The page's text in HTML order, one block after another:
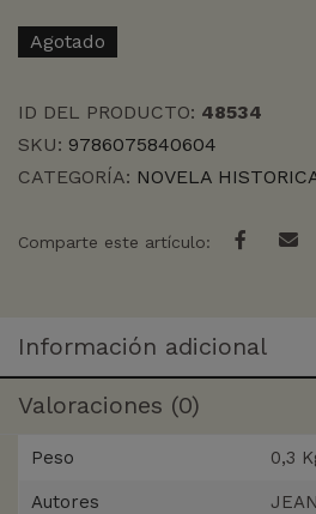
Agotado
ID DEL PRODUCTO: 48534
SKU: 9786075840604
CATEGORÍA: NOVELA
Comparte este artículo:
Información adicional
Valoraciones (0)
Peso 0,3
Autores